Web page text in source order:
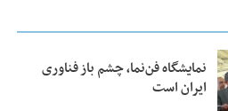
نمایشگاه فن‌نما، چشم باز فناوری
ایران است